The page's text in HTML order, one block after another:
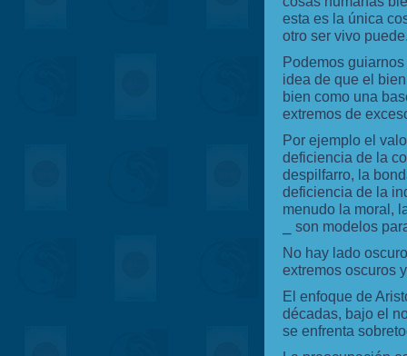
esta es la única
otro ser vivo
Podemos
idea de que el
bien como una
extremos de
Por ejemplo el
deficiencia de la
despilfarro, la
deficiencia de la
menudo la moral,
⎯ son modelos
No hay lado
extremos oscuros
El enfoque de
décadas, bajo el
se enfrenta